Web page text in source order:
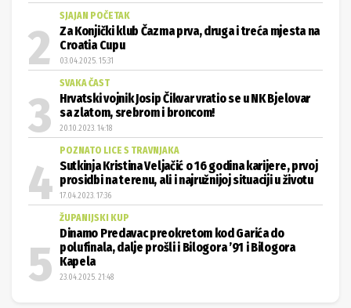
SJAJAN POČETAK
Za Konjički klub Čazma prva, druga i treća mjesta na
Croatia Cupu
03.04.2025. 15:31
SVAKA ČAST
Hrvatski vojnik Josip Čikvar vratio se u NK Bjelovar
sa zlatom, srebrom i broncom!
20.10.2023. 14:18
POZNATO LICE S TRAVNJAKA
Sutkinja Kristina Veljačić o 16 godina karijere, prvoj
prosidbi na terenu, ali i najružnijoj situaciji u životu
17.04.2023. 17:36
ŽUPANIJSKI KUP
Dinamo Predavac preokretom kod Garića do
polufinala, dalje prošli i Bilogora ’91 i Bilogora
Kapela
23.04.2025. 21:48